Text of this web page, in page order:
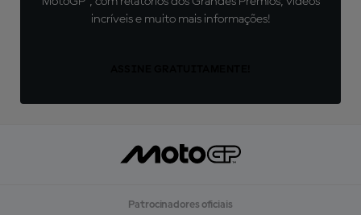
incríveis e muito mais informações!
Patrocinadores oficiais